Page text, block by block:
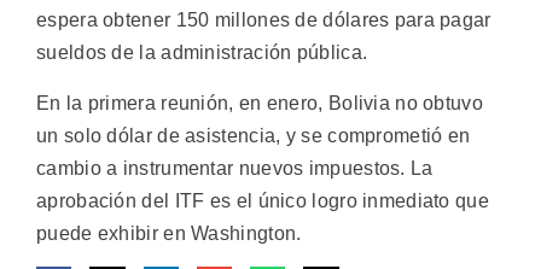
espera obtener 150 millones de dólares para pagar
sueldos de la administración pública.
En la primera reunión, en enero, Bolivia no obtuvo
un solo dólar de asistencia, y se comprometió en
cambio a instrumentar nuevos impuestos. La
aprobación del ITF es el único logro inmediato que
puede exhibir en Washington.